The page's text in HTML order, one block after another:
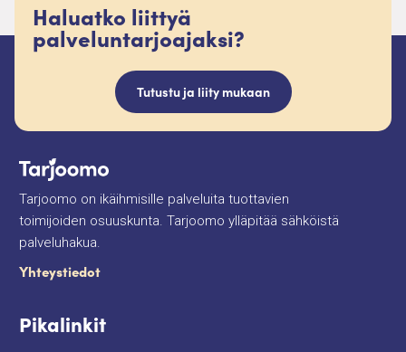
Haluatko liittyä
palveluntarjoajaksi?
Tutustu ja liity mukaan
Tarjoomo on ikäihmisille palveluita tuottavien
toimijoiden osuuskunta. Tarjoomo ylläpitää sähköistä
palveluhakua.
Yhteystiedot
Pikalinkit